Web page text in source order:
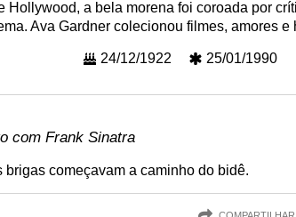
Hollywood, a bela morena foi coroada por
Ava Gardner colecionou filmes, amores e
24/12/1922 25/01/1990
com Frank Sinatra
brigas começavam a caminho do bidê.
COMPARTILHAR